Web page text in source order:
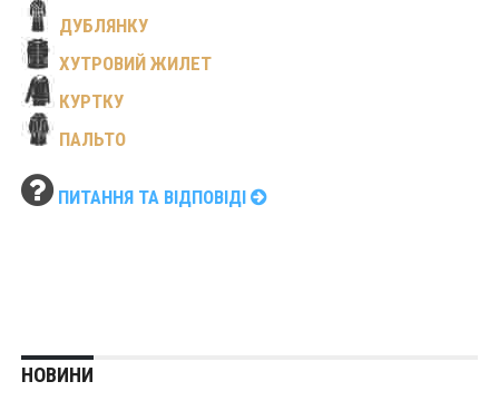
ДУБЛЯНКУ
ХУТРОВИЙ ЖИЛЕТ
КУРТКУ
ПАЛЬТО
ПИТАННЯ ТА ВІДПОВІДІ
НОВИНИ